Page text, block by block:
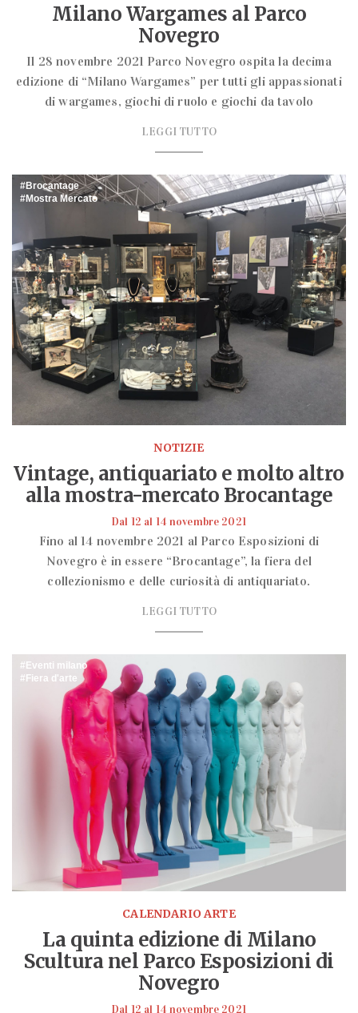
Milano Wargames al Parco
Novegro
Il 28 novembre 2021 Parco Novegro ospita la decima
edizione di “Milano Wargames” per tutti gli appassionati
di wargames, giochi di ruolo e giochi da tavolo
LEGGI TUTTO
Brocantage
Mostra Mercato
NOTIZIE
Vintage, antiquariato e molto altro
alla mostra-mercato Brocantage
Dal 12 al 14 novembre 2021
Fino al 14 novembre 2021 al Parco Esposizioni di
Novegro è in essere “Brocantage”, la fiera del
collezionismo e delle curiosità di antiquariato.
LEGGI TUTTO
Eventi milano
Fiera d'arte
CALENDARIO ARTE
La quinta edizione di Milano
Scultura nel Parco Esposizioni di
Novegro
Dal 12 al 14 novembre 2021